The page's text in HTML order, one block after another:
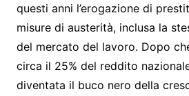
questi anni l’erogazione di
misure di austerità, inclusa la
del mercato del lavoro. Dopo
circa il 25% del reddito
diventata il buco nero della